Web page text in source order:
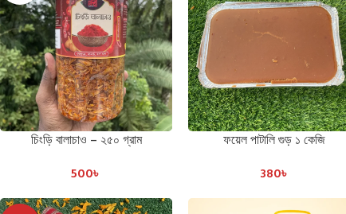
READ MORE
চিংড়ি বালাচাও – ২৫০ গ্রাম
500৳
ADD TO CART
ফয়েল পাটালি গুড় ১ কেজি
380৳